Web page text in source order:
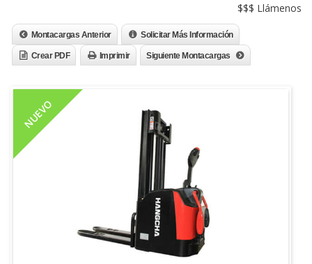
$$$ Llámenos
Montacargas Anterior Solicitar Más Información
Crear PDF Imprimir Siguiente Montacargas
NUEVO